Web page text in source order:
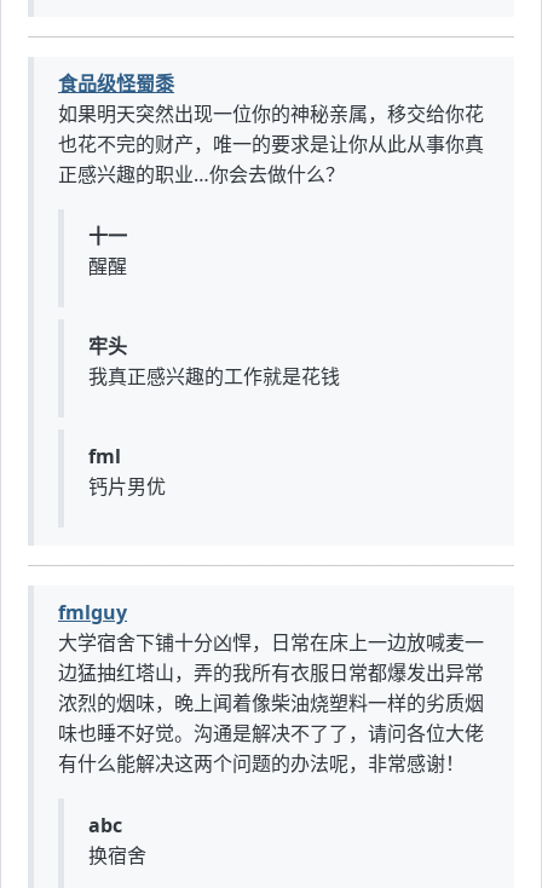
食品级怪蜀黍
如果明天突然出现一位你的神秘亲属，移交给你花
也花不完的财产，唯一的要求是让你从此从事你真
正感兴趣的职业…你会去做什么？
十一
醒醒
牢头
我真正感兴趣的工作就是花钱
fml
钙片男优
fmlguy
大学宿舍下铺十分凶悍，日常在床上一边放喊麦一
边猛抽红塔山，弄的我所有衣服日常都爆发出异常
浓烈的烟味，晚上闻着像柴油烧塑料一样的劣质烟
味也睡不好觉。沟通是解决不了了，请问各位大佬
有什么能解决这两个问题的办法呢，非常感谢！
abc
换宿舍